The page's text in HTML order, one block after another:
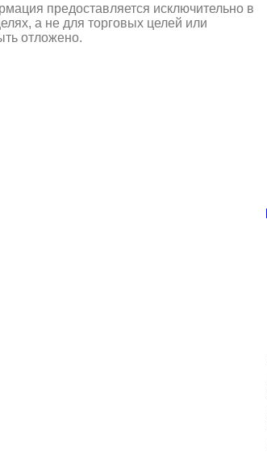
предоставляется исключительно в
а не для торговых целей или
отложено.